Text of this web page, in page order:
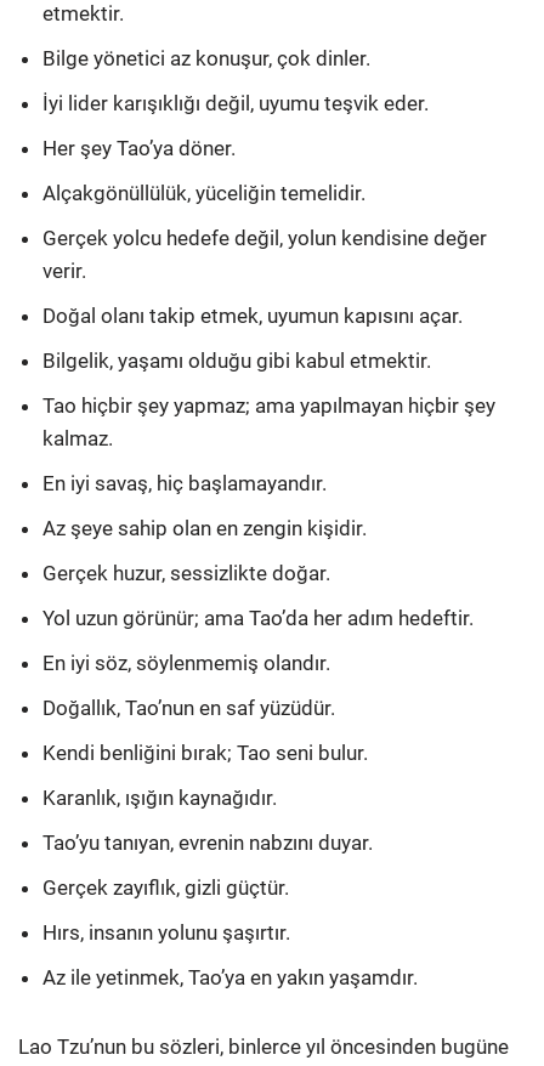
etmektir.
Bilge yönetici az konuşur, çok dinler.
İyi lider karışıklığı değil, uyumu teşvik eder.
Her şey Tao’ya döner.
Alçakgönüllülük, yüceliğin temelidir.
Gerçek yolcu hedefe değil, yolun kendisine değer
verir.
Doğal olanı takip etmek, uyumun kapısını açar.
Bilgelik, yaşamı olduğu gibi kabul etmektir.
Tao hiçbir şey yapmaz; ama yapılmayan hiçbir şey
kalmaz.
En iyi savaş, hiç başlamayandır.
Az şeye sahip olan en zengin kişidir.
Gerçek huzur, sessizlikte doğar.
Yol uzun görünür; ama Tao’da her adım hedeftir.
En iyi söz, söylenmemiş olandır.
Doğallık, Tao’nun en saf yüzüdür.
Kendi benliğini bırak; Tao seni bulur.
Karanlık, ışığın kaynağıdır.
Tao’yu tanıyan, evrenin nabzını duyar.
Gerçek zayıflık, gizli güçtür.
Hırs, insanın yolunu şaşırtır.
Az ile yetinmek, Tao’ya en yakın yaşamdır.
Lao Tzu’nun bu sözleri, binlerce yıl öncesinden bugüne